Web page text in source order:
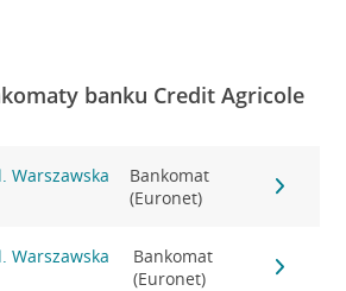
banku Credit Agricole
Warszawska
Bankomat
(Euronet)
Warszawska
Bankomat
(Euronet)